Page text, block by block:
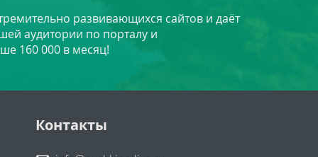
развивающихся сайтов и даёт
аудитории по порталу и
160 000 в месяц!
Контакты